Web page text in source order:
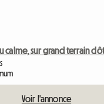
calme, sur grand terrain
Voir l'annonce